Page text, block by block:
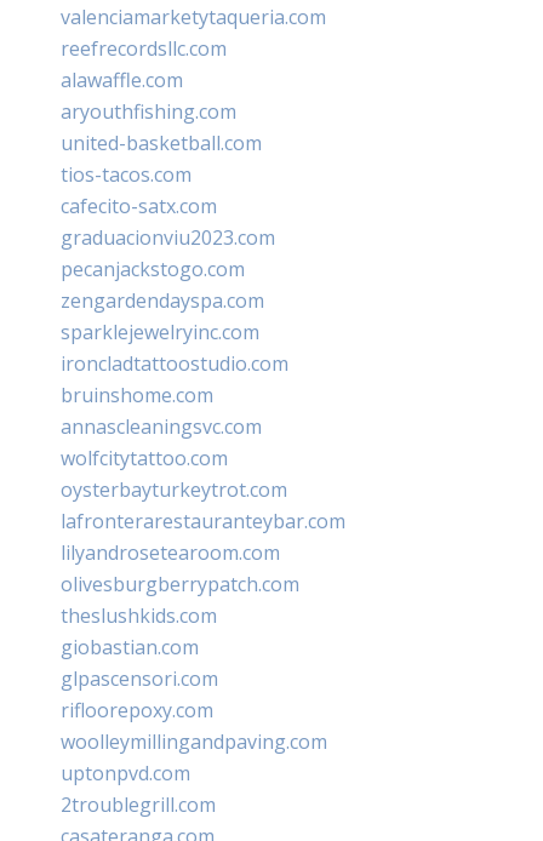
valenciamarketytaqueria.com
reefrecordsllc.com
alawaffle.com
aryouthfishing.com
united-basketball.com
tios-tacos.com
cafecito-satx.com
graduacionviu2023.com
pecanjackstogo.com
zengardendayspa.com
sparklejewelryinc.com
ironcladtattoostudio.com
bruinshome.com
annascleaningsvc.com
wolfcitytattoo.com
oysterbayturkeytrot.com
lafronterarestauranteybar.com
lilyandrosetearoom.com
olivesburgberrypatch.com
theslushkids.com
giobastian.com
glpascensori.com
rifloorepoxy.com
woolleymillingandpaving.com
uptonpvd.com
2troublegrill.com